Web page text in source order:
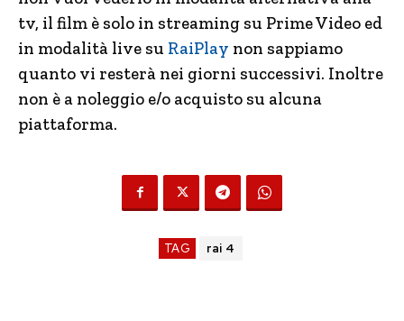
tv, il film è solo in streaming su Prime Video ed
in modalità live su RaiPlay non sappiamo
quanto vi resterà nei giorni successivi. Inoltre
non è a noleggio e/o acquisto su alcuna
piattaforma.
TAG rai 4